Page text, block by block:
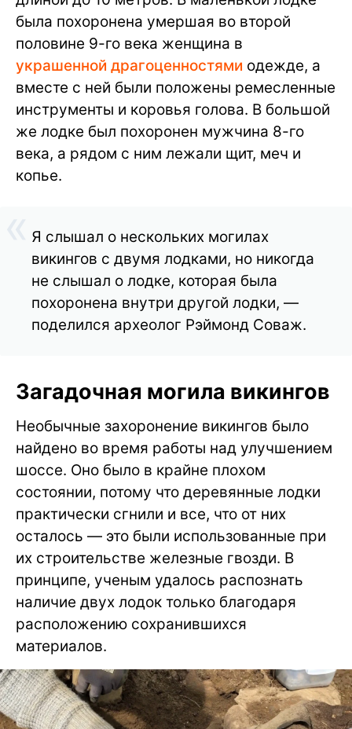
была похоронена умершая во второй
половине 9-го века женщина в
украшенной драгоценностями одежде, а
вместе с ней были положены ремесленные
инструменты и коровья голова. В большой
же лодке был похоронен мужчина 8-го
века, а рядом с ним лежали щит, меч и
копье.
Я слышал о нескольких могилах
викингов с двумя лодками, но никогда
не слышал о лодке, которая была
похоронена внутри другой лодки, —
поделился археолог Рэймонд Соваж.
Загадочная могила викингов
Необычные захоронение викингов было
найдено во время работы над улучшением
шоссе. Оно было в крайне плохом
состоянии, потому что деревянные лодки
практически сгнили и все, что от них
осталось — это были использованные при
их строительстве железные гвозди. В
принципе, ученым удалось распознать
наличие двух лодок только благодаря
расположению сохранившихся
материалов.